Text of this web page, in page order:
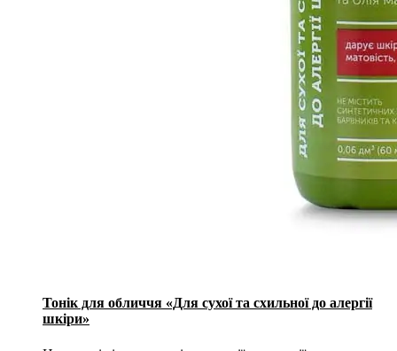
Тонік для обличчя «Для сухої та схильної до алергії
шкіри»